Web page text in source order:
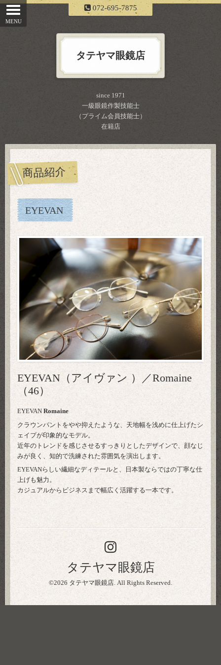
072-695-7875
タテヤマ眼鏡店
since 1971
一級眼鏡作製技能士
（プライム会員技能士）
在籍店
商品紹介
EYEVAN
EYEVAN（アイヴァン ）／Romaine
（46）
EYEVAN Romaine
クラウンパントをやや抑えたような、天地幅を浅めに仕上げたシ
ェイプが印象的なモデル。
近年のトレンドを感じさせるすっきりとしたデザインで、顔なじ
みが良く、知的で洗練された雰囲気を演出します。
EYEVANらしい繊細なディテールと、日本製ならではの丁寧な仕
上げも魅力。
カジュアルからビジネスまで幅広く活躍する一本です。
タテヤマ眼鏡店
©2026 タテヤマ眼鏡店. All Rights Reserved.